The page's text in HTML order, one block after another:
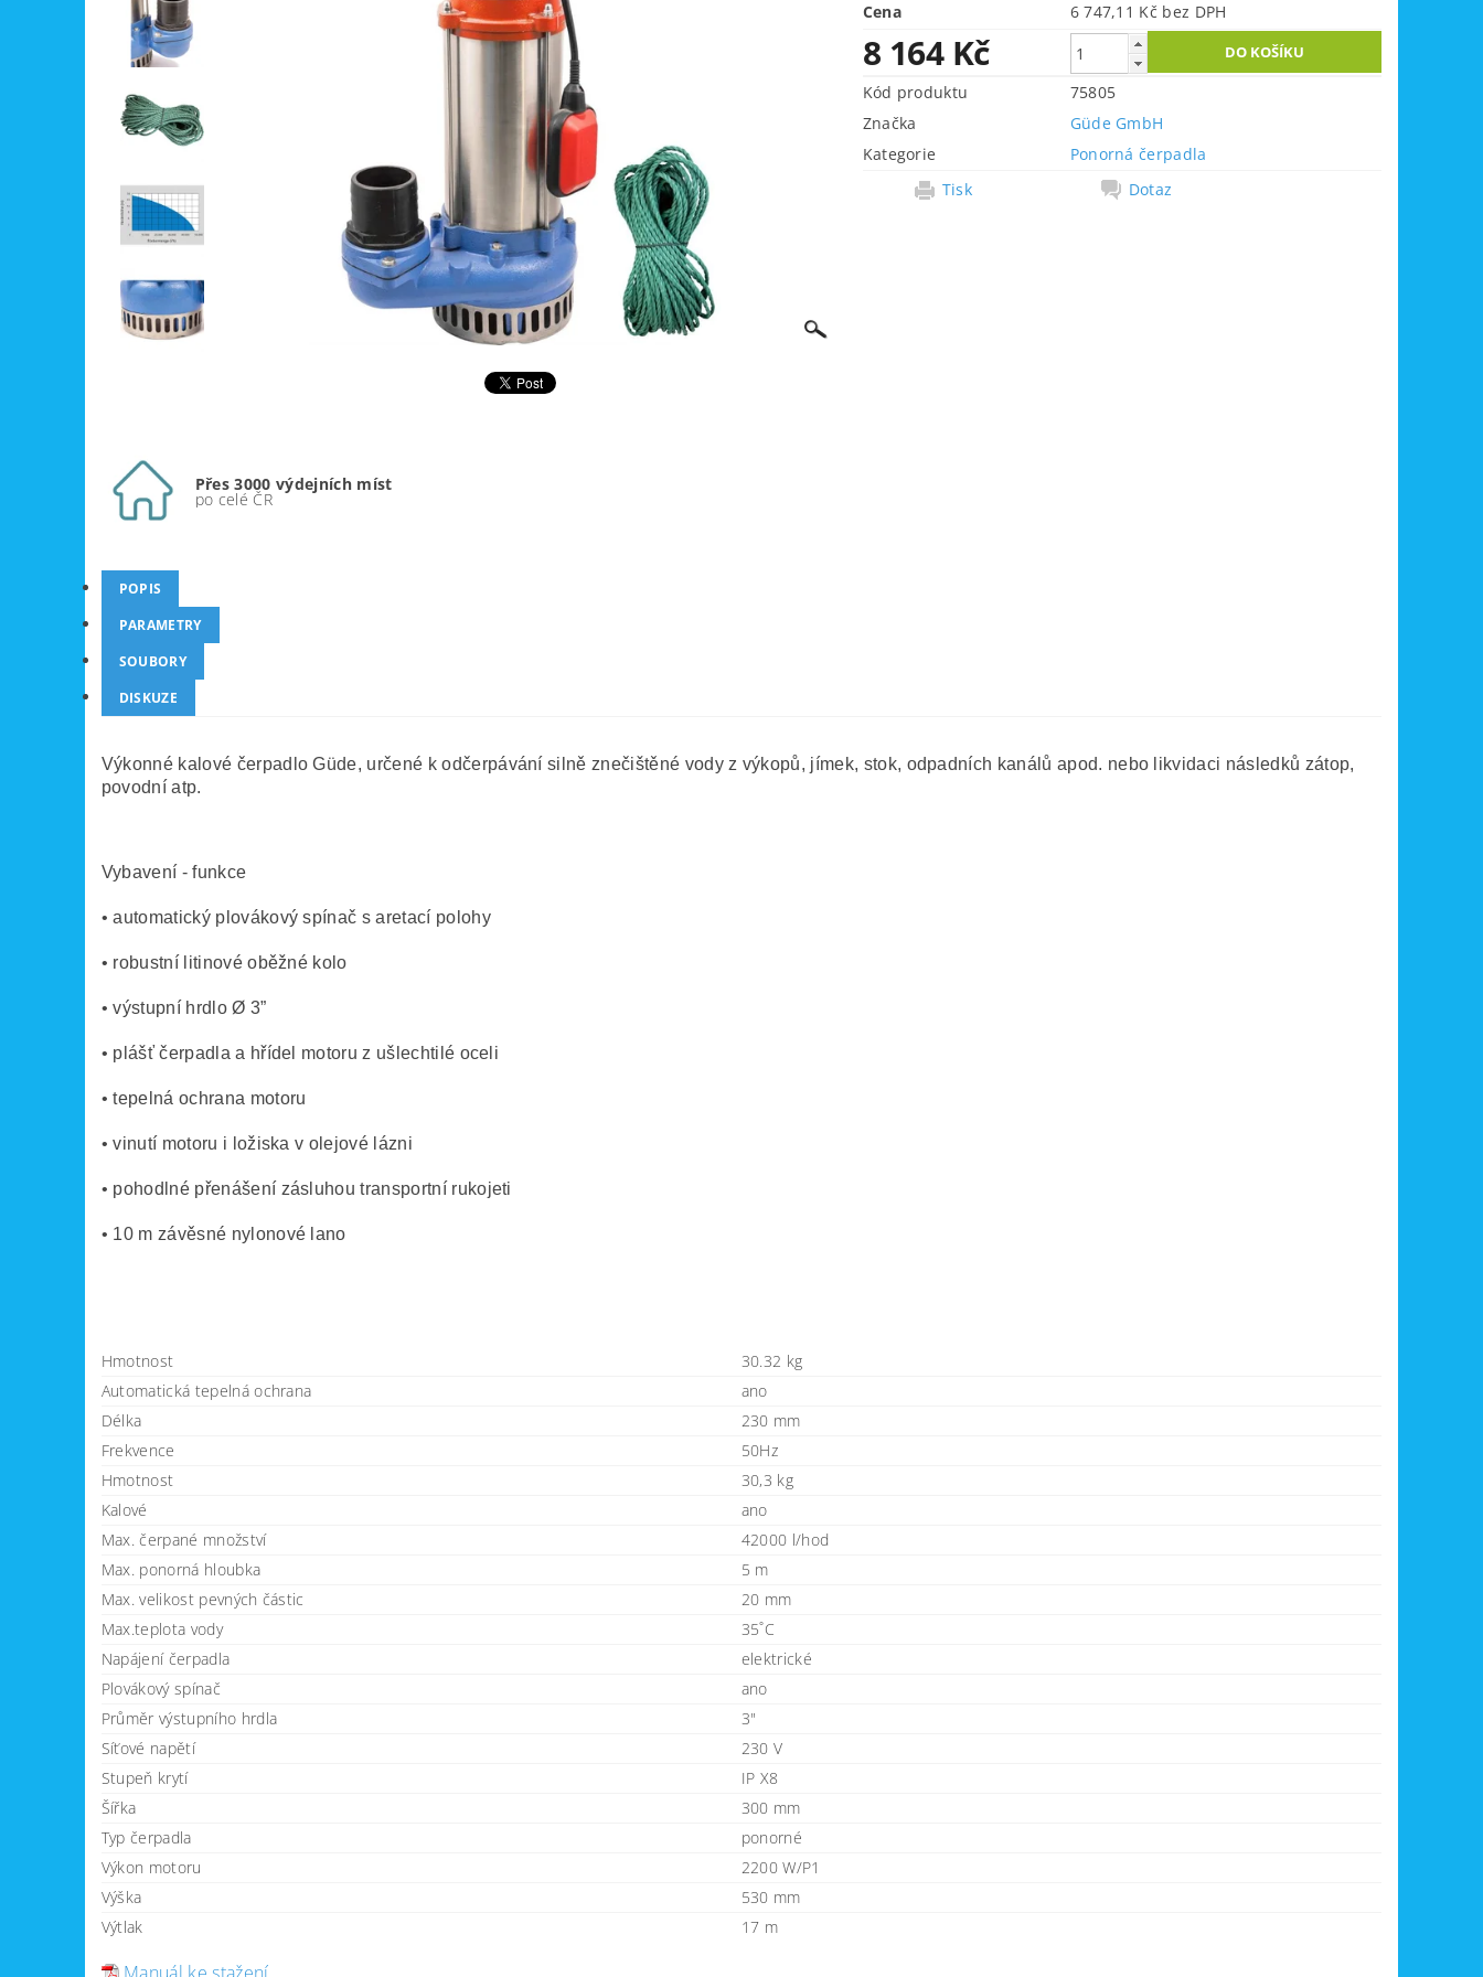
Cena
6 747,11 Kč bez DPH
8 164 Kč
Kód produktu
75805
Značka
Güde GmbH
Kategorie
Ponorná čerpadla
Tisk
Dotaz
Přes 3000 výdejních míst
po celé ČR
POPIS
PARAMETRY
SOUBORY
DISKUZE
Výkonné kalové čerpadlo Güde, určené k odčerpávání silně znečištěné vody z výkopů, jímek, stok, odpadních kanálů apod. nebo likvidaci následků zátop,
povodní atp.
Vybavení - funkce
• automatický plovákový spínač s aretací polohy
• robustní litinové oběžné kolo
• výstupní hrdlo Ø 3”
• plášť čerpadla a hřídel motoru z ušlechtilé oceli
• tepelná ochrana motoru
• vinutí motoru i ložiska v olejové lázni
• pohodlné přenášení zásluhou transportní rukojeti
• 10 m závěsné nylonové lano
Hmotnost
30.32 kg
Automatická tepelná ochrana
ano
Délka
230 mm
Frekvence
50Hz
Hmotnost
30,3 kg
Kalové
ano
Max. čerpané množství
42000 l/hod
Max. ponorná hloubka
5 m
Max. velikost pevných částic
20 mm
Max.teplota vody
35˚C
Napájení čerpadla
elektrické
Plovákový spínač
ano
Průměr výstupního hrdla
3"
Síťové napětí
230 V
Stupeň krytí
IP X8
Šířka
300 mm
Typ čerpadla
ponorné
Výkon motoru
2200 W/P1
Výška
530 mm
Výtlak
17 m